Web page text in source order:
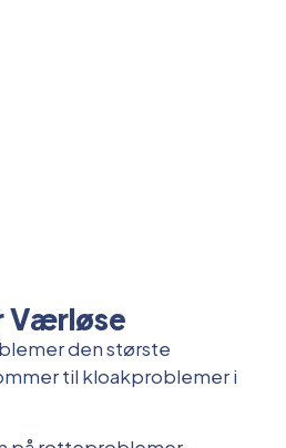
Værløse
den største
til kloakproblemer i